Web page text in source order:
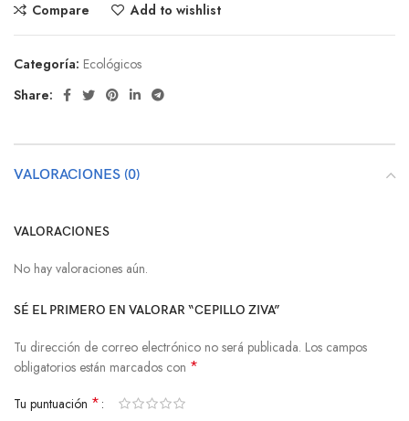
Compare Add to wishlist
Categoría: Ecológicos
Share:
VALORACIONES (0)
VALORACIONES
No hay valoraciones aún.
SÉ EL PRIMERO EN VALORAR “CEPILLO ZIVA”
Tu dirección de correo electrónico no será publicada. Los campos
obligatorios están marcados con *
Tu puntuación *